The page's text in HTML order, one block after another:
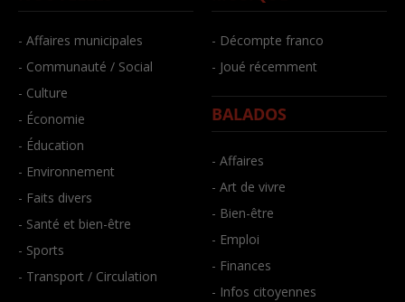
- Affaires municipales
- Communauté / Social
- Culture
- Économie
- Éducation
- Environnement
- Faits divers
- Santé et bien-être
- Sports
- Transport / Circulation
- Décompte franco
- Joué récemment
BALADOS
- Affaires
- Art de vivre
- Bien-être
- Emploi
- Finances
- Infos citoyennes